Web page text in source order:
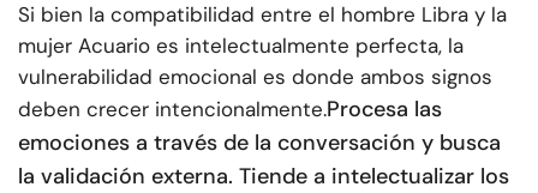
Si bien la compatibilidad entre el hombre Libra y la
mujer Acuario es intelectualmente perfecta, la
vulnerabilidad emocional es donde ambos signos
deben crecer intencionalmente.Procesa las
emociones a través de la conversación y busca
la validación externa. Tiende a intelectualizar los